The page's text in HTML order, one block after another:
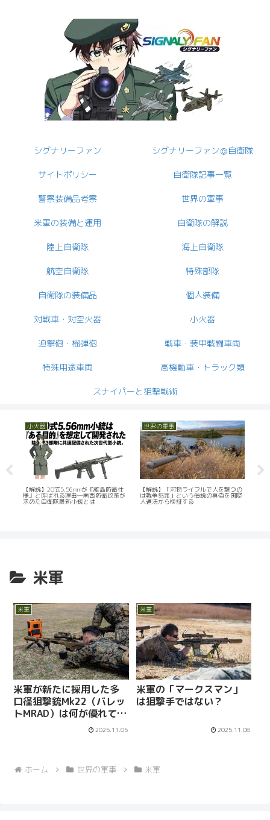
シグナリーファン シグナリーファン＠自衛隊
サイトポリシー 自衛隊記事一覧
警察装備品考察 世界の軍事
米軍の装備と運用 自衛隊の解説
陸上自衛隊 海上自衛隊
航空自衛隊 特殊部隊
自衛隊の装備品 個人装備
対戦車・対空火器 小火器
迫撃砲・榴弾砲 戦車・装甲戦闘車両
特殊用途車両 高機動車・トラック類
スナイパーと狙撃戦術
小火器
陸上自衛隊が調達したバレットM95対
物ライフル
早期警戒機・輸送機・救難機
航空自衛隊のU-125Aが「まさかの後
継機なし」で廃止へ！その理由とは？
米軍
米軍
米軍が新たに採用した多
口径狙撃銃Mk22（バレッ
トMRAD）は何が優れてい
2025.11.05
米軍
米軍の「マークスマン」
は狙撃手ではない？
2025.11.08
ホーム 世界の軍事 米軍